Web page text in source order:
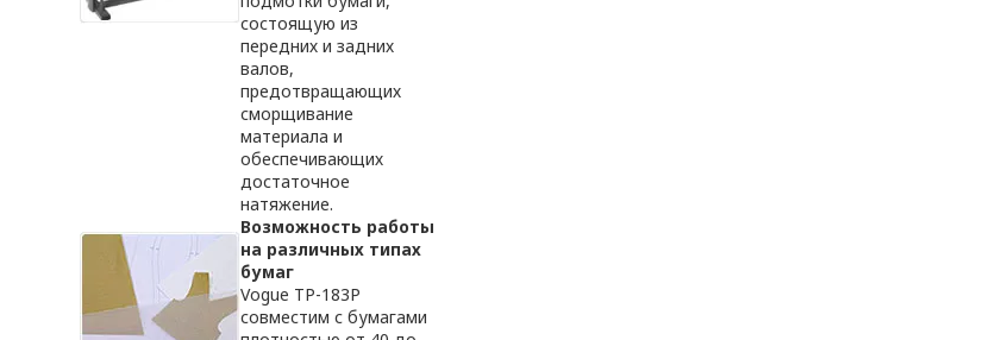
состоящую из
передних и задних
валов,
предотвращающих
сморщивание
материала и
обеспечивающих
достаточное
натяжение.
Возможность работы
на различных типах
бумаг
Vogue TP-183P
совместим с бумагами